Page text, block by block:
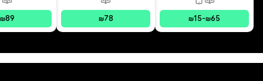
פורמטים זמינים
מודפס, דיגיטלי
₪15-₪65
פורמטים זמינים מודפס
₪78
₪89